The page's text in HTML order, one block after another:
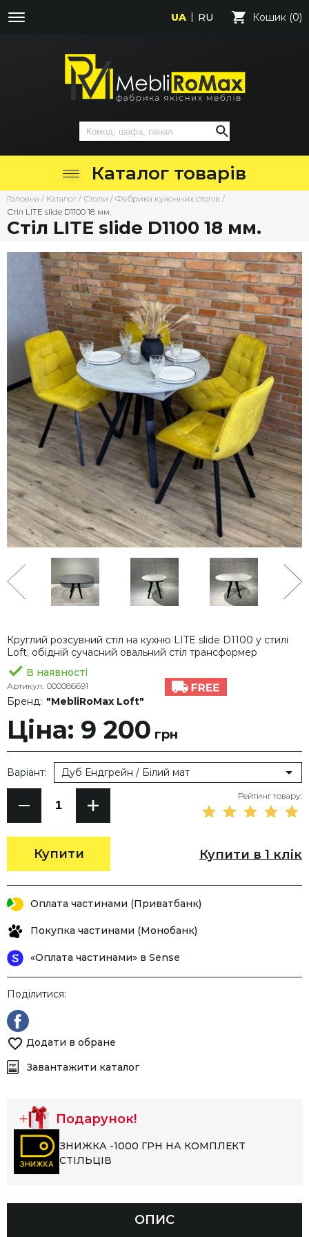
UA RU Кошик (0)
Каталог товарів
Головна / Каталог / Столи / Фабрика кухонних столів /
Стіл LITE slide D1100 18 мм.
Стіл LITE slide D1100 18 мм.
Круглий розсувний стіл на кухню LITE slide D1100 у стилі
Loft, обідній сучасний овальний стіл трансформер
В наявності
Артикул: 000086691
Бренд: "MebliRoMax Loft"
Ціна: 9 200 грн
Купити
Варіант: Дуб Ендгрейн / Білий мат
Рейтинг товару:
Купити в 1 клік
Оплата частинами (Приватбанк)
Покупка частинами (Монобанк)
«Оплата частинами» в Sense
Поділитися:
Додати в обране
Завантажити каталог
Подарунок!
ЗНИЖКА -1000 ГРН НА КОМПЛЕКТ
СТІЛЬЦІВ
ОПИС